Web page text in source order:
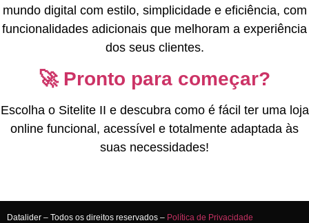
mundo digital com estilo, simplicidade e eficiência, com
funcionalidades adicionais que melhoram a experiência
dos seus clientes.
🚀 Pronto para começar?
Escolha o Sitelite II e descubra como é fácil ter uma loja
online funcional, acessível e totalmente adaptada às
suas necessidades!
Datalider – Todos os direitos reservados – Política de Privacidade